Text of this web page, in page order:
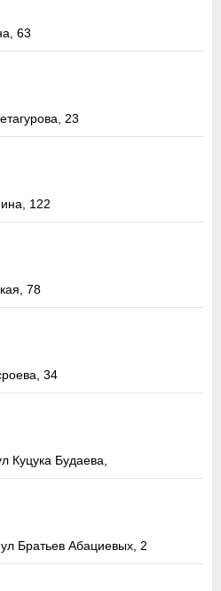
63
23
122
78
34
Куцука Будаева,
Братьев Абациевых, 2